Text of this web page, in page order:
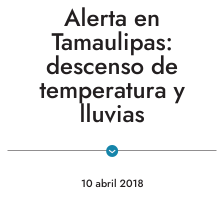
Alerta en
Tamaulipas:
descenso de
temperatura y
lluvias
10 abril 2018